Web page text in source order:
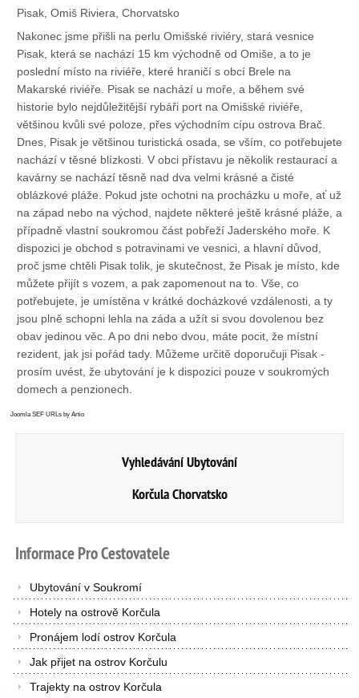
Pisak, Omiš Riviera, Chorvatsko
Nakonec jsme přišli na perlu Omišské riviéry, stará vesnice
Pisak, která se nachází 15 km východně od Omiše, a to je
poslední místo na riviéře, které hraničí s obcí Brele na
Makarské riviéře. Pisak se nachází u moře, a během své
historie bylo nejdůležitější rybáři port na Omišské riviéře,
většinou kvůli své poloze, přes východním cípu ostrova Brač.
Dnes, Pisak je většinou turistická osada, se vším, co potřebujete
nachází v těsné blízkosti. V obci přístavu je několik restaurací a
kavárny se nachází těsně nad dva velmi krásné a čisté
oblázkové pláže. Pokud jste ochotni na procházku u moře, ať už
na západ nebo na východ, najdete některé ještě krásné pláže, a
případně vlastní soukromou část pobřeží Jaderského moře. K
dispozici je obchod s potravinami ve vesnici, a hlavní důvod,
proč jsme chtěli Pisak tolik, je skutečnost, že Pisak je místo, kde
můžete přijít s vozem, a pak zapomenout na to. Vše, co
potřebujete, je umístěna v krátké docházkové vzdálenosti, a ty
jsou plně schopni lehla na záda a užít si svou dovolenou bez
obav jedinou věc. A po dni nebo dvou, máte pocit, že místní
rezident, jak jsi pořád tady. Můžeme určitě doporučuji Pisak -
prosím uvést, že ubytování je k dispozici pouze v soukromých
domech a penzionech.
Joomla SEF URLs by Artio
Vyhledávání Ubytování
Korčula Chorvatsko
InformaceProCestovatele
Ubytování v Soukromí
Hotely na ostrově Korčula
Pronájem lodí ostrov Korčula
Jak přijet na ostrov Korčulu
Trajekty na ostrov Korčula